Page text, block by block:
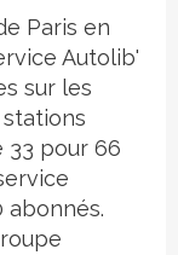
Paris en
Autolib'
sur les
stations
33 pour 66
abonnés.